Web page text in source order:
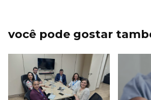
você pode gostar